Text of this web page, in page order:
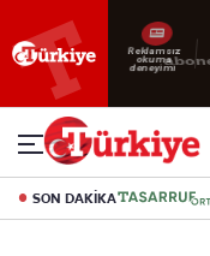
Reklamsız
okuma
deneyimi
SON DAKİKA